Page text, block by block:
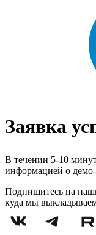
Заявка
В течении 5-10
информацией о
Подпишитесь на
куда мы